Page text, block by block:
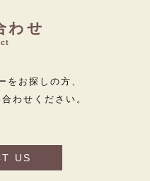
わせ
をお探しの方、
わせください。
US